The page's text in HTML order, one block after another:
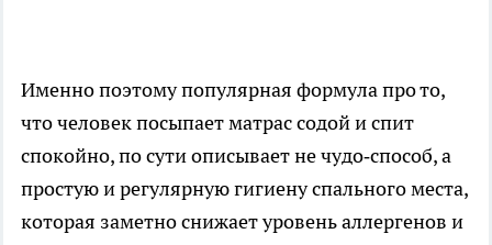
Именно поэтому популярная формула про то,
что человек посыпает матрас содой и спит
спокойно, по сути описывает не чудо‑способ, а
простую и регулярную гигиену спального места,
которая заметно снижает уровень аллергенов и